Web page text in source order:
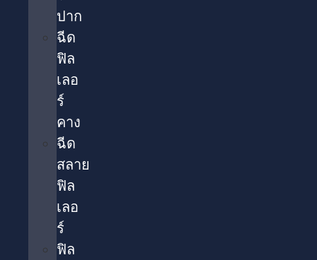
ปาก
ฉีด
ฟิล
เลอ
ร์
คาง
ฉีด
สลาย
ฟิล
เลอ
ร์
ฟิล